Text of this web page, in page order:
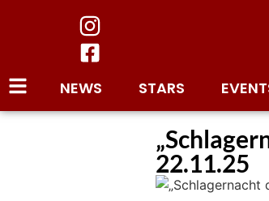
NEWS STARS
22.11.25